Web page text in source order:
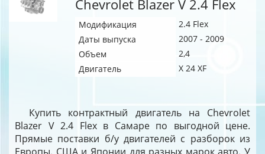
Chevrolet Blazer V 2.4 Flex
Модификация
2.4 Flex
Даты выпуска
2007 - 2009
Объем
2,4
Двигатель
X 24 XF
Купить контрактный двигатель на Chevrolet
Blazer V 2.4 Flex в Самаре по выгодной цене.
Прямые поставки б/у двигателей с разборок из